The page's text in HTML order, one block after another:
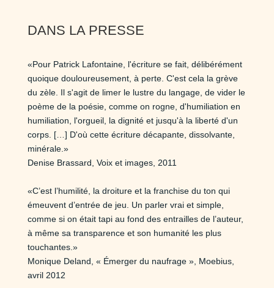
DANS LA PRESSE
«Pour Patrick Lafontaine, l'écriture se fait, délibérément
quoique douloureusement, à perte. C'est cela la grève
du zèle. Il s'agit de limer le lustre du langage, de vider le
poème de la poésie, comme on rogne, d'humiliation en
humiliation, l'orgueil, la dignité et jusqu'à la liberté d'un
corps. […] D'où cette écriture décapante, dissolvante,
minérale.»
Denise Brassard, Voix et images, 2011
«C’est l’humilité, la droiture et la franchise du ton qui
émeuvent d’entrée de jeu. Un parler vrai et simple,
comme si on était tapi au fond des entrailles de l’auteur,
à même sa transparence et son humanité les plus
touchantes.»
Monique Deland, « Émerger du naufrage », Moebius,
avril 2012